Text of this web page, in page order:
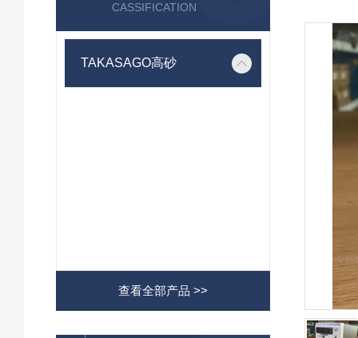
CASSIFICATION
TAKASAGO高砂
查看全部产品 >>